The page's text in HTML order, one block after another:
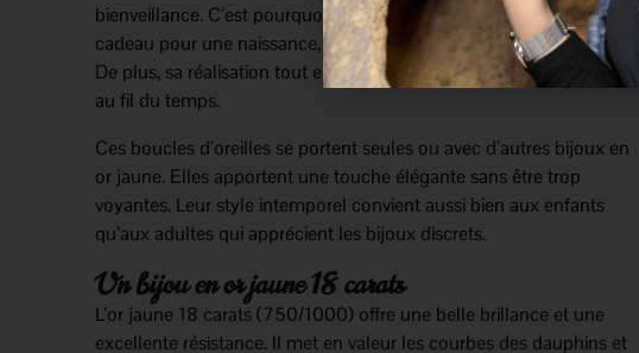
bienveillance. C’est pourquoi ce modèle constitue une belle idée de
cadeau pour une naissance, un anniversaire ou une communion.
De plus, sa réalisation tout en or lui permet de conserver son éclat
au fil du temps.
Ces boucles d’oreilles se portent seules ou avec d’autres bijoux en
or jaune. Elles apportent une touche élégante sans être trop
voyantes. Leur style intemporel convient aussi bien aux enfants
qu’aux adultes qui apprécient les bijoux discrets.
Un bijou en or jaune 18 carats
L’or jaune 18 carats (750/1000) offre une belle brillance et une
excellente résistance. Il met en valeur les courbes des dauphins et